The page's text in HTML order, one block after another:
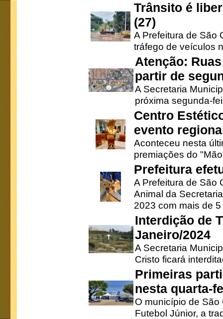
Trânsito é
(27)
A Prefeitura de São
tráfego de veículos
Atenção:
partir de
A Secretaria
próxima segunda-
Centro
evento
Aconteceu nesta
premiações do
Prefeitura
A Prefeitura de São
Animal da
2023 com mais de 5
Interdição de
Janeiro/2024
A Secretaria
Cristo ficará
Primeiras
nesta quarta-
O município de
Futebol Júnior, a